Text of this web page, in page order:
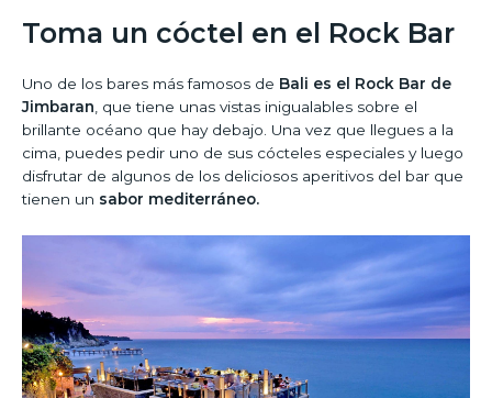
Toma un cóctel en el Rock Bar
Uno de los bares más famosos de Bali es el Rock Bar de
Jimbaran, que tiene unas vistas inigualables sobre el
brillante océano que hay debajo. Una vez que llegues a la
cima, puedes pedir uno de sus cócteles especiales y luego
disfrutar de algunos de los deliciosos aperitivos del bar que
tienen un sabor mediterráneo.